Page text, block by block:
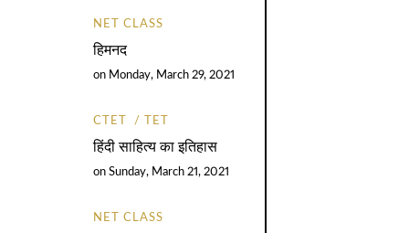
NET CLASS
हिमनद
on Monday, March 29, 2021
CTET TET
हिंदी साहित्य का इतिहास
on Sunday, March 21, 2021
NET CLASS